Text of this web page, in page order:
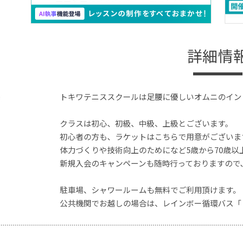
詳細情
トキワテニススクールは足腰に優しいオムニのイン
クラスは初心、初級、中級、上級とございます。
初心者の方も、ラケットはこちらで用意がござい
体力づくりや技術向上のためになど5歳から70歳以
新規入会のキャンペーンも随時行っておりますの
駐車場、シャワールームも無料でご利用頂けます。
公共機関でお越しの場合は、レインボー循環バス